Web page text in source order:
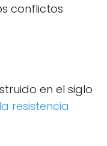
conflictos
en el siglo
resistencia